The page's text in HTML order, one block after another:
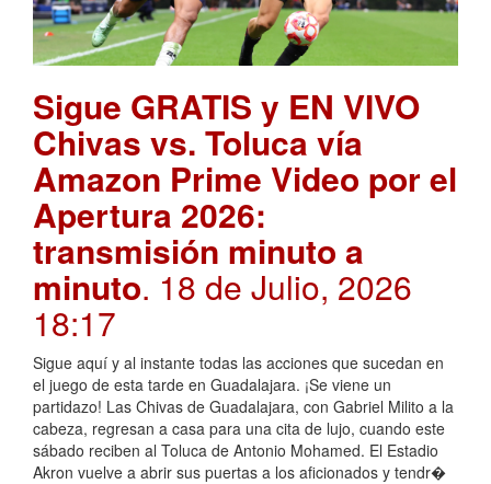
Sigue GRATIS y EN VIVO
Chivas vs. Toluca vía
Amazon Prime Video por el
Apertura 2026:
transmisión minuto a
minuto. 18 de Julio, 2026
18:17
Sigue aquí y al instante todas las acciones que sucedan en
el juego de esta tarde en Guadalajara. ¡Se viene un
partidazo! Las Chivas de Guadalajara, con Gabriel Milito a la
cabeza, regresan a casa para una cita de lujo, cuando este
sábado reciben al Toluca de Antonio Mohamed. El Estadio
Akron vuelve a abrir sus puertas a los aficionados y tendr�